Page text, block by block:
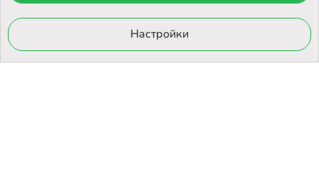
© 2026 Otrovi.com. Всички права запазени ™ |Карта на сайта
Онлайн магазин
Настройки